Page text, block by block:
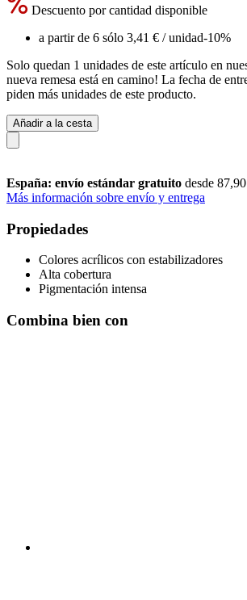
Descuento por cantidad disponible
a partir de 6 sólo 3,41 € / unidad-10%
Solo quedan 1 unidades de este artículo en
nueva remesa está en camino! La fecha de
piden más unidades de este producto.
Añadir a la cesta
España: envío estándar gratuito desde
Más información sobre envío y entrega
Propiedades
Colores acrílicos con estabilizadores
Alta cobertura
Pigmentación intensa
Combina bien con